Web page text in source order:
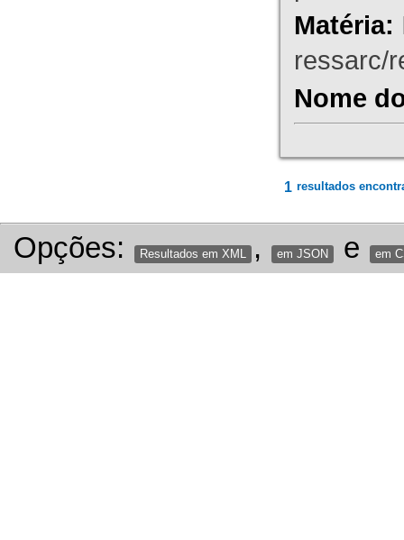
Matéria:
ressarc/
Nome
1 resultados
Opções: Resultados em XML , em JSON e em